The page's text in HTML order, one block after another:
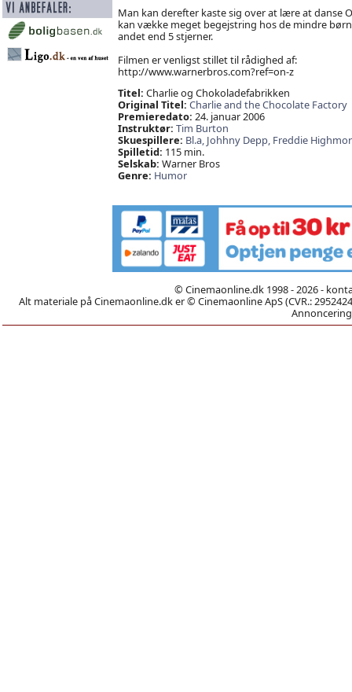
Man kan derefter kaste sig over at lære at danse
kan vække meget begejstring hos de mindre
andet end 5 stjerner.
Filmen er venligst stillet til rådighed af:
http://www.warnerbros.com?ref=on-z
Titel: Charlie og Chokoladefabrikken
Original Titel: Charlie and the Chocolate Factory
Premieredato: 24. januar 2006
Instruktør: Tim Burton
Skuespillere: Bl.a, Johhny Depp, Freddie
Spilletid: 115 min.
Selskab: Warner Bros
Genre: Humor
© Cinemaonline.dk 1998 - 2026 -
Alt materiale på Cinemaonline.dk er © Cinemaonline ApS (CVR.: